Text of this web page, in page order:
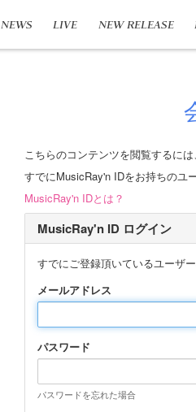
NEWS LIVE NEW RELEASE
こちらのコンテンツを閲覧するに
すでにMusicRay'n IDをお持ちのユ
MusicRay'n IDとは？
MusicRay'n ID ログイン
すでにご登録頂いているユーザ
メールアドレス
パスワード
パスワードを忘れた場合